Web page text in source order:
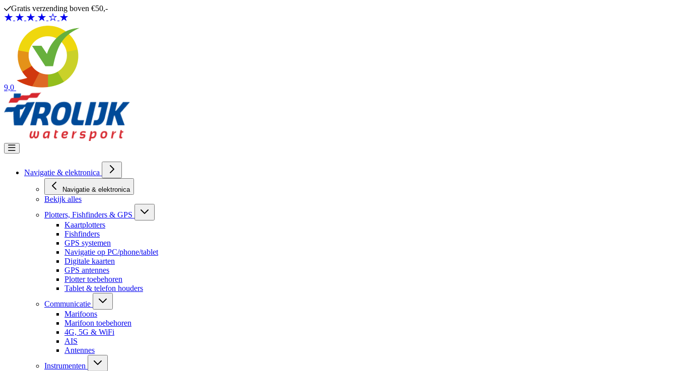
Ga naar de inhoud
Gratis verzending boven €50,-
9,0
Navigatie & elektronica
Navigatie & elektronica
Bekijk alles
Plotters, Fishfinders & GPS
Kaartplotters
Fishfinders
GPS systemen
Navigatie op PC/phone/tablet
Digitale kaarten
GPS antennes
Plotter toebehoren
Tablet & telefon houders
Communicatie
Marifoons
Marifoon toebehoren
4G, 5G & WiFi
AIS
Antennes
Instrumenten